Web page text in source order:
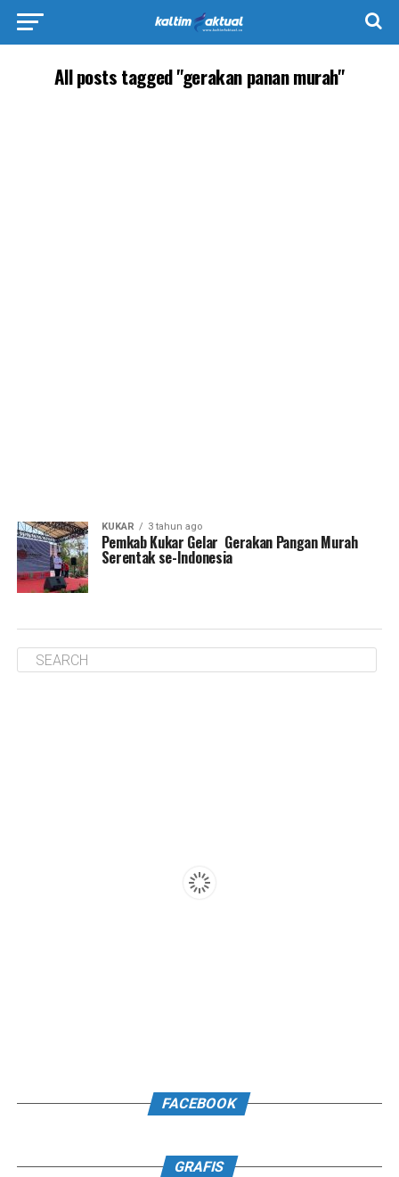
All posts tagged "gerakan panan murah"
KUKAR 3 tahun ago
Pemkab Kukar Gelar Gerakan Pangan Murah
Serentak se-Indonesia
FACEBOOK
GRAFIS